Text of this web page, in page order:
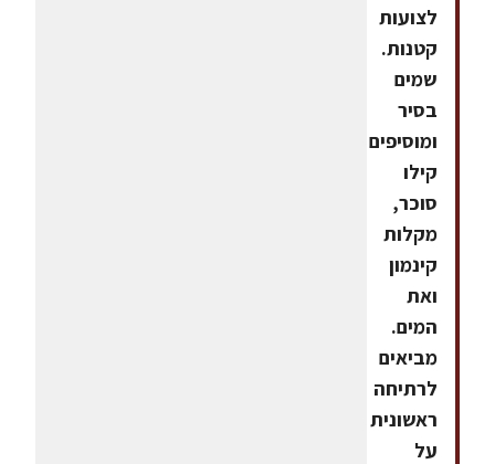
לצועות
קטנות.
שמים
בסיר
ומוסיפים
קילו
סוכר,
מקלות
קינמון
ואת
המים.
מביאים
לרתיחה
ראשונית
על